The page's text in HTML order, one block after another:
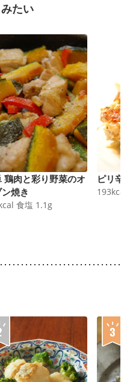
たい
鶏肉と彩り野菜のオ
焼き
食塩 1.1 g
ピリ辛
193kcal